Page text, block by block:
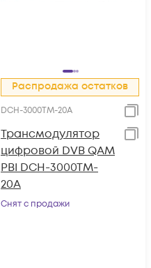
Распродажа остатков
DCH-3000TM-20A
Трансмодулятор
цифровой DVB QAM
PBI DCH-3000TM-
20A
Снят с продажи